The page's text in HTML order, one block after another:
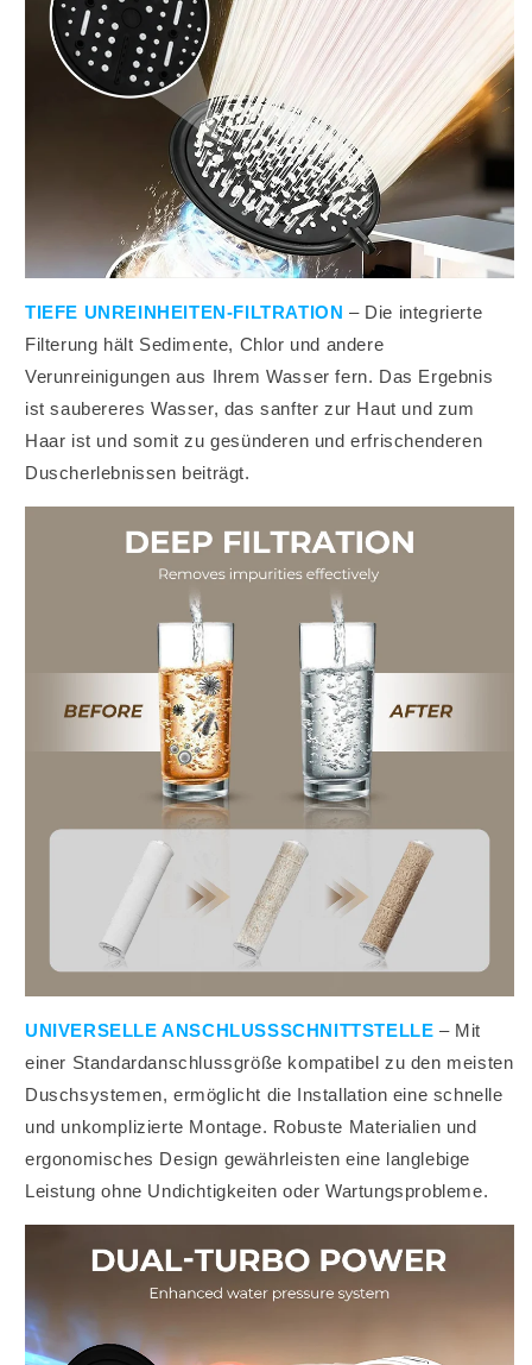
TIEFE UNREINHEITEN-FILTRATION – Die integrierte
Filterung hält Sedimente, Chlor und andere
Verunreinigungen aus Ihrem Wasser fern. Das Ergebnis
ist saubereres Wasser, das sanfter zur Haut und zum
Haar ist und somit zu gesünderen und erfrischenderen
Duscherlebnissen beiträgt.
UNIVERSELLE ANSCHLUSSSCHNITTSTELLE – Mit
einer Standardanschlussgröße kompatibel zu den meisten
Duschsystemen, ermöglicht die Installation eine schnelle
und unkomplizierte Montage. Robuste Materialien und
ergonomisches Design gewährleisten eine langlebige
Leistung ohne Undichtigkeiten oder Wartungsprobleme.